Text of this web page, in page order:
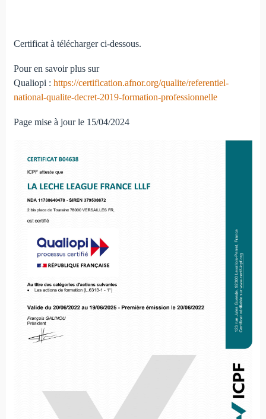
Certificat à télécharger ci-dessous.
Pour en savoir plus sur
Qualiopi : https://certification.afnor.org/qualite/referentiel-
national-qualite-decret-2019-formation-professionnelle
Page mise à jour le 15/04/2024